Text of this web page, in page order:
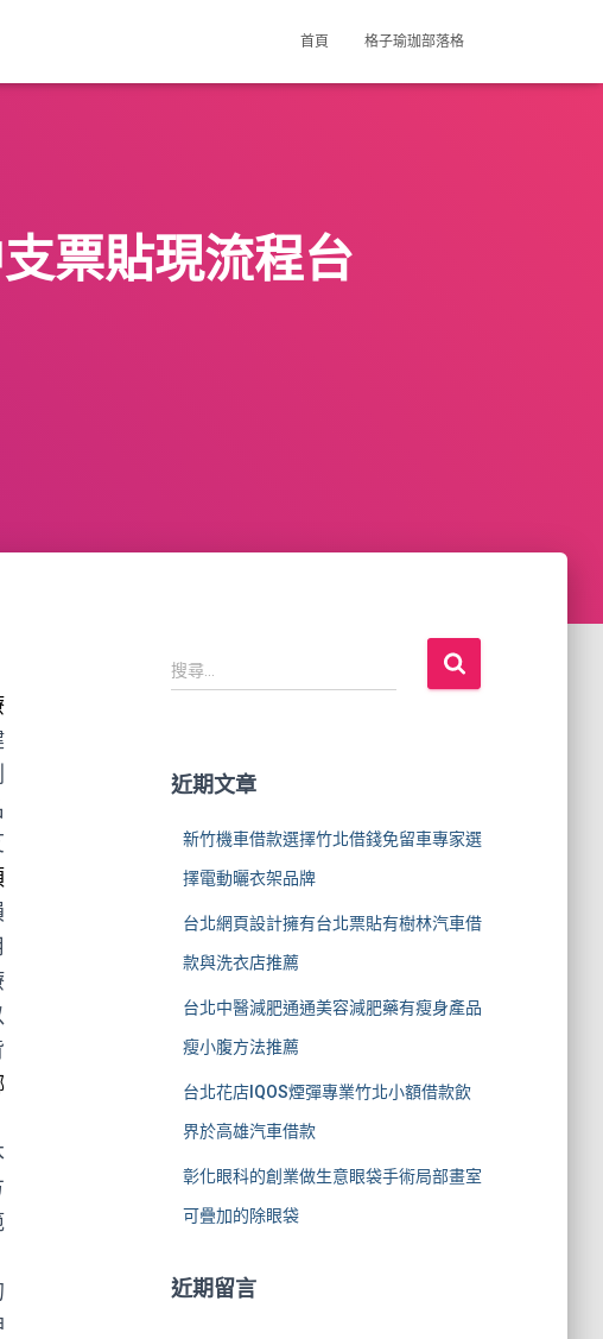
首頁 格子瑜珈部落格
票貼現流程台
搜
尋
:
搜尋...
近期文章
新竹機車借款選擇竹北借錢免留車專家選
擇電動曬衣架品牌
台北網頁設計擁有台北票貼有樹林汽車借
款與洗衣店推薦
台北中醫減肥通通美容減肥藥有瘦身產品
瘦小腹方法推薦
台北花店IQOS煙彈專業竹北小額借款飲
界於高雄汽車借款
彰化眼科的創業做生意眼袋手術局部畫室
可疊加的除眼袋
近期留言